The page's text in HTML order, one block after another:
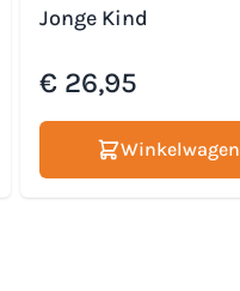
Jonge Kind
€ 26,95
Winkelwagen